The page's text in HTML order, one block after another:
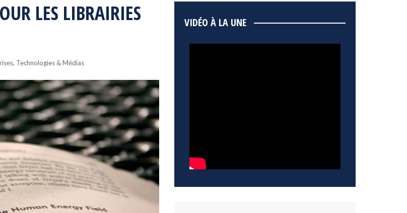
Environnement
Technologies & Médias
Epargne & Placements
LES LIBRAIRIES
, Technologies & Médias
VIDÉO À LA UNE